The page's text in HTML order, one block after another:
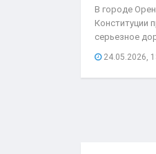
на..
В городе
Конституции
серьезное
24.05.2026,